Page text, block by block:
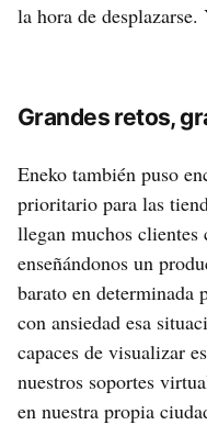
la hora de
Grandes retos,
Eneko también puso
prioritario para las
llegan muchos
enseñándonos un
barato en
con ansiedad esa
capaces de visualizar
nuestros soportes
en nuestra propia